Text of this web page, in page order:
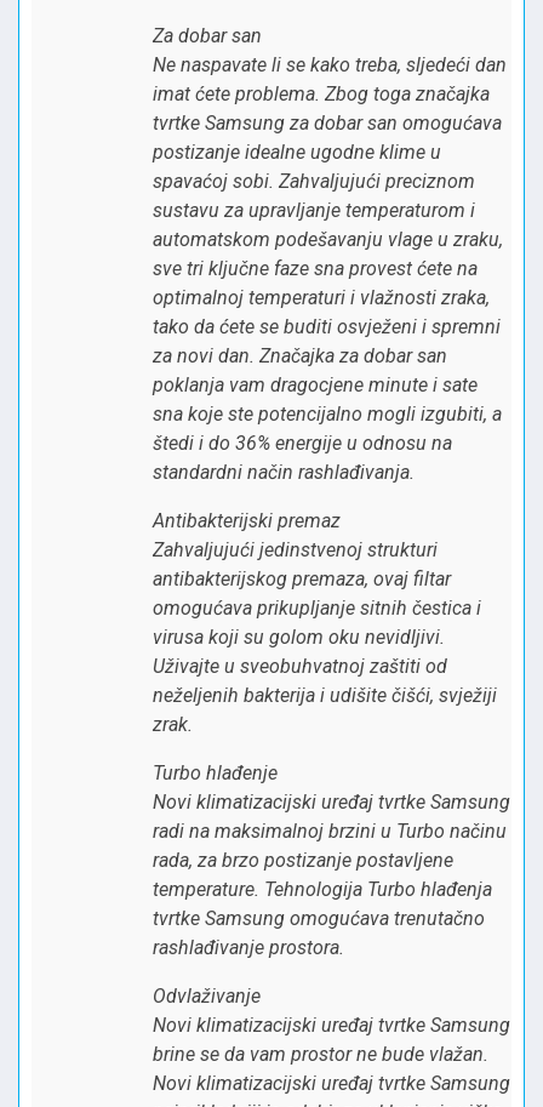
Za dobar san
Ne naspavate li se kako treba, sljedeći dan
imat ćete problema. Zbog toga značajka
tvrtke Samsung za dobar san omogućava
postizanje idealne ugodne klime u
spavaćoj sobi. Zahvaljujući preciznom
sustavu za upravljanje temperaturom i
automatskom podešavanju vlage u zraku,
sve tri ključne faze sna provest ćete na
optimalnoj temperaturi i vlažnosti zraka,
tako da ćete se buditi osvježeni i spremni
za novi dan. Značajka za dobar san
poklanja vam dragocjene minute i sate
sna koje ste potencijalno mogli izgubiti, a
štedi i do 36% energije u odnosu na
standardni način rashlađivanja.
Antibakterijski premaz
Zahvaljujući jedinstvenoj strukturi
antibakterijskog premaza, ovaj filtar
omogućava prikupljanje sitnih čestica i
virusa koji su golom oku nevidljivi.
Uživajte u sveobuhvatnoj zaštiti od
neželjenih bakterija i udišite čišći, svježiji
zrak.
Turbo hlađenje
Novi klimatizacijski uređaj tvrtke Samsung
radi na maksimalnoj brzini u Turbo načinu
rada, za brzo postizanje postavljene
temperature. Tehnologija Turbo hlađenja
tvrtke Samsung omogućava trenutačno
rashlađivanje prostora.
Odvlaživanje
Novi klimatizacijski uređaj tvrtke Samsung
brine se da vam prostor ne bude vlažan.
Novi klimatizacijski uređaj tvrtke Samsung